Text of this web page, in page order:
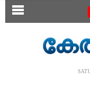
SECTIONS